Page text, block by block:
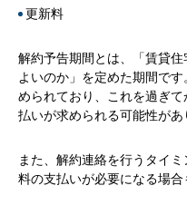
更新料
解約予告期間とは、「賃貸
よいのか」を定めた期間で
められており、これを過ぎ
払いが求められる可能性があ
また、解約連絡を行うタイ
料の支払いが必要になる場合